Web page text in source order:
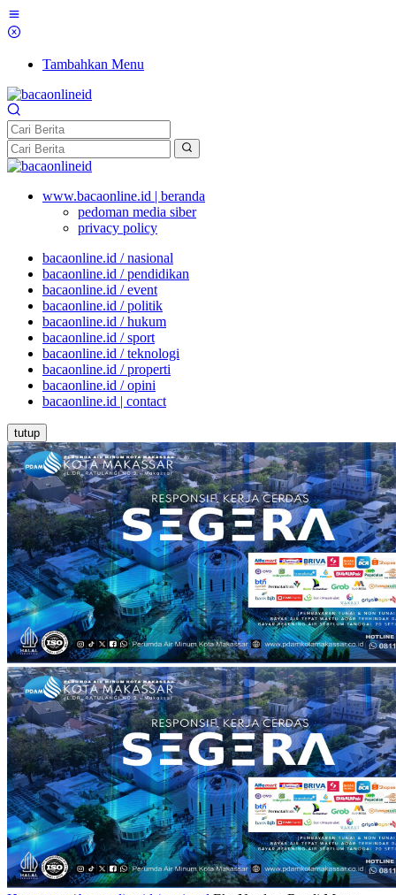
Tambahkan Menu
www.bacaonline.id | beranda
pedoman media siber
privacy policy
bacaonline.id / nasional
bacaonline.id / pendidikan
bacaonline.id / event
bacaonline.id / politik
bacaonline.id / hukum
bacaonline.id / sport
bacaonline.id / teknologi
bacaonline.id / properti
bacaonline.id / opini
bacaonline.id | contact
tutup